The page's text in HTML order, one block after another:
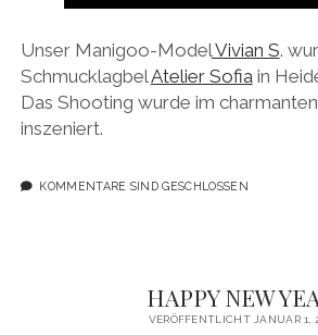
Unser Manigoo-ModelVivian S.
SchmucklagbelAtelier Sofiain
Das Shooting wurde im
inszeniert.
KOMMENTARE SIND GESCHLOSSEN
HAPPY NEW
VERÖFFENTLICHT JANUAR 1,